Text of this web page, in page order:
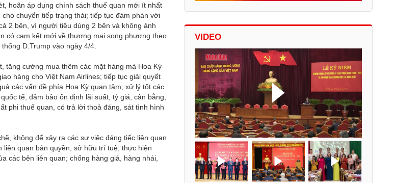
hoãn áp dụng chính sách thuế quan mới ít nhất
chuyển tiếp trạng thái; tiếp tục đàm phán với
2 bên, vì người tiêu dùng 2 bên và không ảnh
có cam kết mới về thương mại song phương theo
D.Trump vào ngày 4/4.
tăng cường mua thêm các mặt hàng mà Hoa Kỳ
hàng cho Việt Nam Airlines; tiếp tục giải quyết
các vấn đề phía Hoa Kỳ quan tâm; xử lý tốt các
tế, đảm bảo ổn định lãi suất, tỷ giá, cân bằng,
phi thuế quan, có trả lời thoả đáng, sát tình hình
không để xảy ra các sự việc đáng tiếc liên quan
liên quan bản quyền, sở hữu trí tuệ, thực hiện
các bên liên quan; chống hàng giả, hàng nhái,
VIDEO